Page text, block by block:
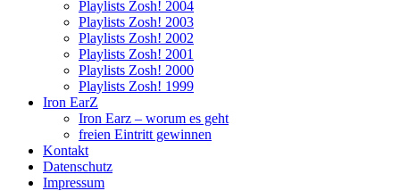
Playlists Zosh! 2004
Playlists Zosh! 2003
Playlists Zosh! 2002
Playlists Zosh! 2001
Playlists Zosh! 2000
Playlists Zosh! 1999
Iron EarZ
Iron Earz – worum es geht
freien Eintritt gewinnen
Kontakt
Datenschutz
Impressum